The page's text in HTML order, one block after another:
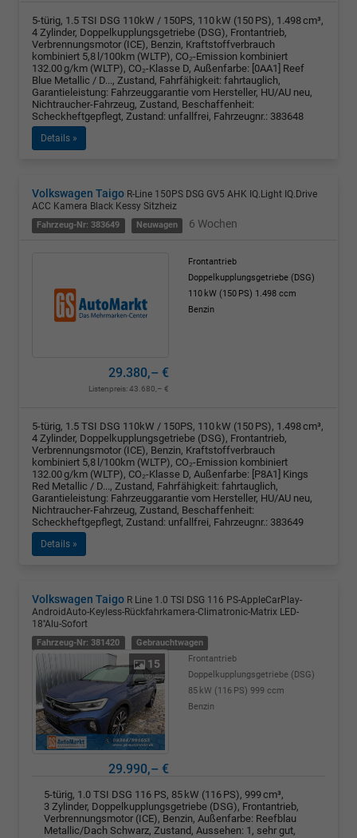
5-türig, 1.5 TSI DSG 110kW / 150PS, 110 kW (150 PS), 1.498 cm³,
4 Zylinder, Doppelkupplungsgetriebe (DSG), Frontantrieb,
Verbrennungsmotor (ICE), Benzin, Kraftstoffverbrauch
kombiniert 5,8 l/100km (WLTP), CO₂-Emission kombiniert
132.00 g/km (WLTP), CO₂-Klasse D, Außenfarbe: [0AA1] Reef
Blue Metallic / D..., Zustand, Fahrfähigkeit: fahrtauglich,
Garantieleistung: Fahrzeuggarantie vom Hersteller, HU/AU neu,
Nichtraucher-Fahrzeug, Zustand, Beschaffenheit:
Scheckheftgepflegt, Zustand: unfallfrei, Fahrzeugnr.: 383648
Details »
Volkswagen Taigo R-Line 150PS DSG GV5 AHK IQ.Light IQ.Drive
ACC Kamera Black Kessy Sitzheiz
Fahrzeug-Nr: 383649 Neuwagen 6 Wochen
Frontantrieb
Doppelkupplungsgetriebe (DSG)
110 kW (150 PS) 1.498 ccm
Benzin
29.380,– €
Listenpreis:43.680,– €
5-türig, 1.5 TSI DSG 110kW / 150PS, 110 kW (150 PS), 1.498 cm³,
4 Zylinder, Doppelkupplungsgetriebe (DSG), Frontantrieb,
Verbrennungsmotor (ICE), Benzin, Kraftstoffverbrauch
kombiniert 5,8 l/100km (WLTP), CO₂-Emission kombiniert
132.00 g/km (WLTP), CO₂-Klasse D, Außenfarbe: [P8A1] Kings
Red Metallic / D..., Zustand, Fahrfähigkeit: fahrtauglich,
Garantieleistung: Fahrzeuggarantie vom Hersteller, HU/AU neu,
Nichtraucher-Fahrzeug, Zustand, Beschaffenheit:
Scheckheftgepflegt, Zustand: unfallfrei, Fahrzeugnr.: 383649
Details »
Volkswagen Taigo R Line 1.0 TSI DSG 116 PS-AppleCarPlay-
AndroidAuto-Keyless-Rückfahrkamera-Climatronic-Matrix LED-
18''Alu-Sofort
Fahrzeug-Nr: 381420 Gebrauchtwagen
15
Frontantrieb
Doppelkupplungsgetriebe (DSG)
85 kW (116 PS) 999 ccm
Benzin
29.990,– €
5-türig, 1.0 TSI DSG 116 PS, 85 kW (116 PS), 999 cm³,
3 Zylinder, Doppelkupplungsgetriebe (DSG), Frontantrieb,
Verbrennungsmotor (ICE), Benzin, Außenfarbe: Reefblau
Metallic/Dach Schwarz, Zustand, Aussehen: 1, sehr gut,